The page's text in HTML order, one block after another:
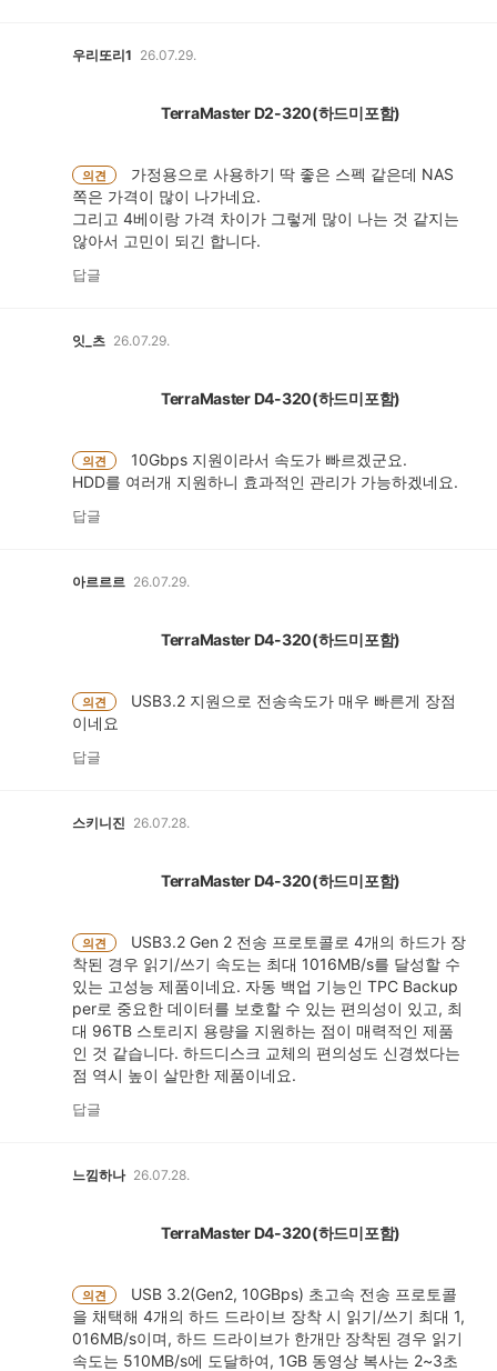
우리또리1 26.07.29.
TerraMaster D2-320(하드미포함)
의견
가정용으로 사용하기 딱 좋은 스펙 같은데 NAS
쪽은 가격이 많이 나가네요.
그리고 4베이랑 가격 차이가 그렇게 많이 나는 것 같지는
않아서 고민이 되긴 합니다.
답글
잇_츠 26.07.29.
TerraMaster D4-320(하드미포함)
의견
10Gbps 지원이라서 속도가 빠르겠군요.
HDD를 여러개 지원하니 효과적인 관리가 가능하겠네요.
답글
아르르르 26.07.29.
TerraMaster D4-320(하드미포함)
의견
USB3.2 지원으로 전송속도가 매우 빠른게 장점
이네요
답글
스키니진 26.07.28.
TerraMaster D4-320(하드미포함)
의견
USB3.2 Gen 2 전송 프로토콜로 4개의 하드가 장
착된 경우 읽기/쓰기 속도는 최대 1016MB/s를 달성할 수
있는 고성능 제품이네요. 자동 백업 기능인 TPC Backup
per로 중요한 데이터를 보호할 수 있는 편의성이 있고, 최
대 96TB 스토리지 용량을 지원하는 점이 매력적인 제품
인 것 같습니다. 하드디스크 교체의 편의성도 신경썼다는
점 역시 높이 살만한 제품이네요.
답글
느낌하나 26.07.28.
TerraMaster D4-320(하드미포함)
의견
USB 3.2(Gen2, 10GBps) 초고속 전송 프로토콜
을 채택해 4개의 하드 드라이브 장착 시 읽기/쓰기 최대 1,
016MB/s이며, 하드 드라이브가 한개만 장착된 경우 읽기
속도는 510MB/s에 도달하여, 1GB 동영상 복사는 2~3초